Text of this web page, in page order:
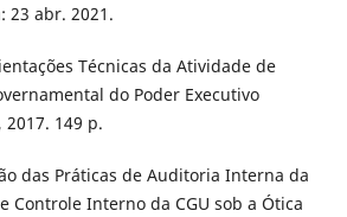
23 abr. 2021.
Técnicas da Atividade de
do Poder Executivo
2017. 149 p.
das Práticas de Auditoria Interna da
Controle Interno da CGU sob a Ótica